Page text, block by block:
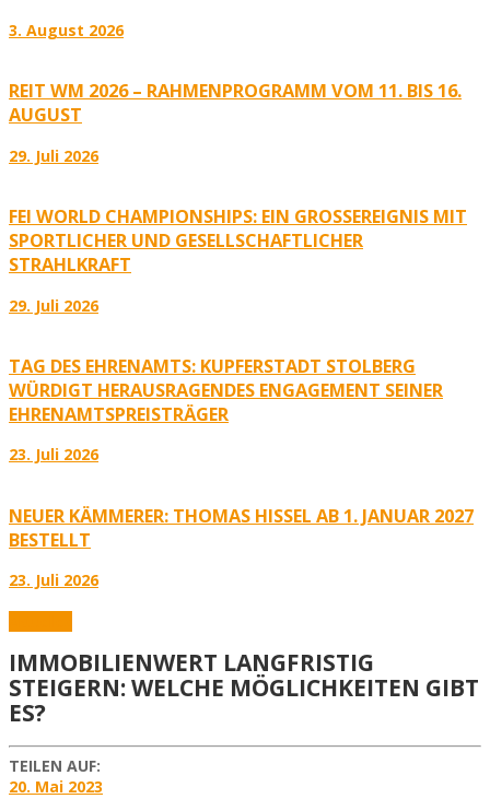
3. August 2026
REIT WM 2026 – RAHMENPROGRAMM VOM 11. BIS 16.
AUGUST
29. Juli 2026
FEI WORLD CHAMPIONSHIPS: EIN GROSSEREIGNIS MIT S
PORTLICHER UND GESELLSCHAFTLICHER S
TRAHLKRAFT
29. Juli 2026
TAG DES EHRENAMTS: KUPFERSTADT STOLBERG
WÜRDIGT HERAUSRAGENDES ENGAGEMENT SEINER
EHRENAMTSPREISTRÄGER
23. Juli 2026
NEUER KÄMMERER: THOMAS HISSEL AB 1. JANUAR 2027
BESTELLT
23. Juli 2026
IMMOBILIENWERT LANGFRISTIG
STEIGERN: WELCHE MÖGLICHKEITEN GIBT
ES?
TEILEN AUF:
20. Mai 2023